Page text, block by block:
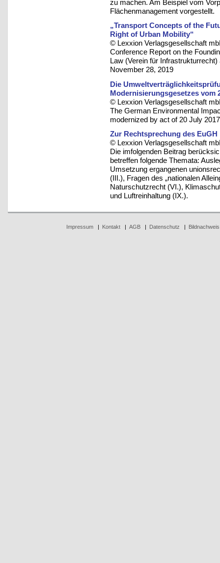
zu machen. Am Beispiel vom
Flächenmanagement vorgestellt.
„Transport Concepts of the
Right of Urban Mobility“
© Lexxion Verlagsgesellschaft
Conference Report on the
Law (Verein für
November 28, 2019
Die
Modernisierungsgesetzes vom
© Lexxion Verlagsgesellschaft
The German Environmental
modernized by act of 20 July
Zur Rechtsprechung des
© Lexxion Verlagsgesellschaft
Die imfolgenden Beitrag
betreffen folgende Themata:
Umsetzung ergangenen
(III.), Fragen des „nationalen
Naturschutzrecht (VI.),
und Luftreinhaltung (IX.).
Impressum| Kontakt| AGB| Datenschutz Bildnachweis